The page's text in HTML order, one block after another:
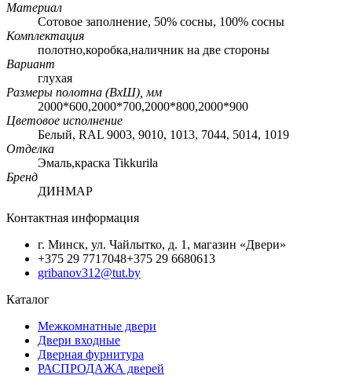
Материал
Сотовое заполнение, 50% сосны, 100% сосны
Комплектация
полотно,коробка,наличник на две стороны
Вариант
глухая
Размеры полотна (ВхШ), мм
2000*600,2000*700,2000*800,2000*900
Цветовое исполнение
Белый, RAL 9003, 9010, 1013, 7044, 5014, 1019
Отделка
Эмаль,краска Tikkurila
Бренд
ДИНМАР
Контактная информация
г. Минск, ул. Чайлытко, д. 1, магазин «Двери»
+375 29 7717048+375 29 6680613
gribanov312@tut.by
Каталог
Межкомнатные двери
Двери входные
Дверная фурнитура
РАСПРОДАЖА дверей